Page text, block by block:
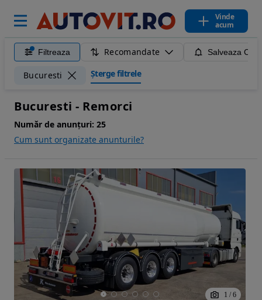
Vinde
acum
Filtreaza Recomandate Salveaza
Bucuresti Șterge filtrele
Bucuresti - Remorci
Număr de anunțuri: 25
Cum sunt organizate anunturile?
1 / 6